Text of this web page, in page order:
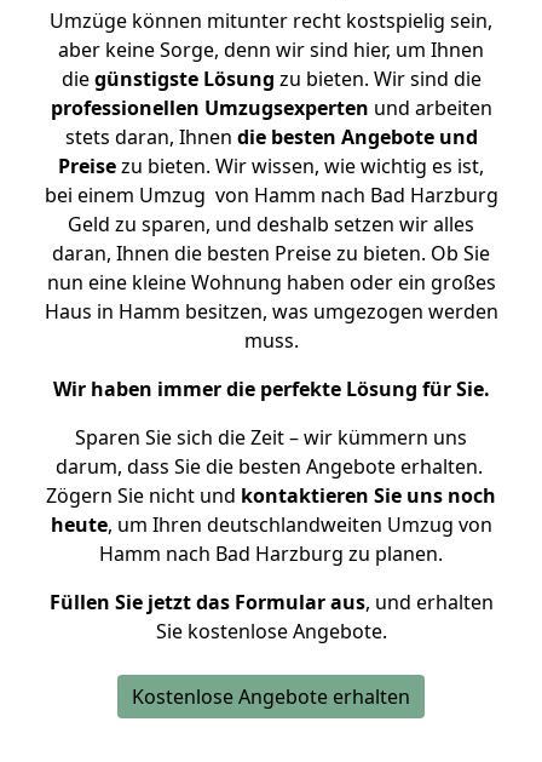
Umzüge können mitunter recht kostspielig sein,
aber keine Sorge, denn wir sind hier, um Ihnen
diegünstigste Lösung zu bieten. Wir sind die
professionellen Umzugsexperten und arbeiten
stets daran, Ihnen die besten Angebote und
Preisezu bieten. Wir wissen, wie wichtig es ist,
bei einem Umzug von Hamm nach Bad Harzburg
Geld zu sparen, und deshalb setzen wir alles
daran, Ihnen die besten Preise zu bieten. Ob Sie
nun eine kleine Wohnung haben oder ein großes
Haus in Hamm besitzen, was umgezogen werden
muss.
Wir haben immer die perfekte Lösung für Sie.
Sparen Sie sich die Zeit – wir kümmern uns
darum, dass Sie die besten Angebote erhalten.
Zögern Sie nicht und kontaktieren Sie uns noch
heute, um Ihren deutschlandweiten Umzug von
Hamm nach Bad Harzburg zu planen.
Füllen Sie jetzt das Formular aus, und erhalten
Sie kostenlose Angebote.
Kostenlose Angebote erhalten